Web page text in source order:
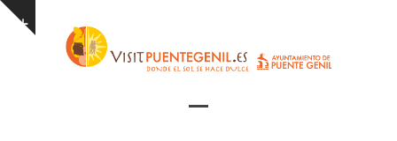
Skip
Show